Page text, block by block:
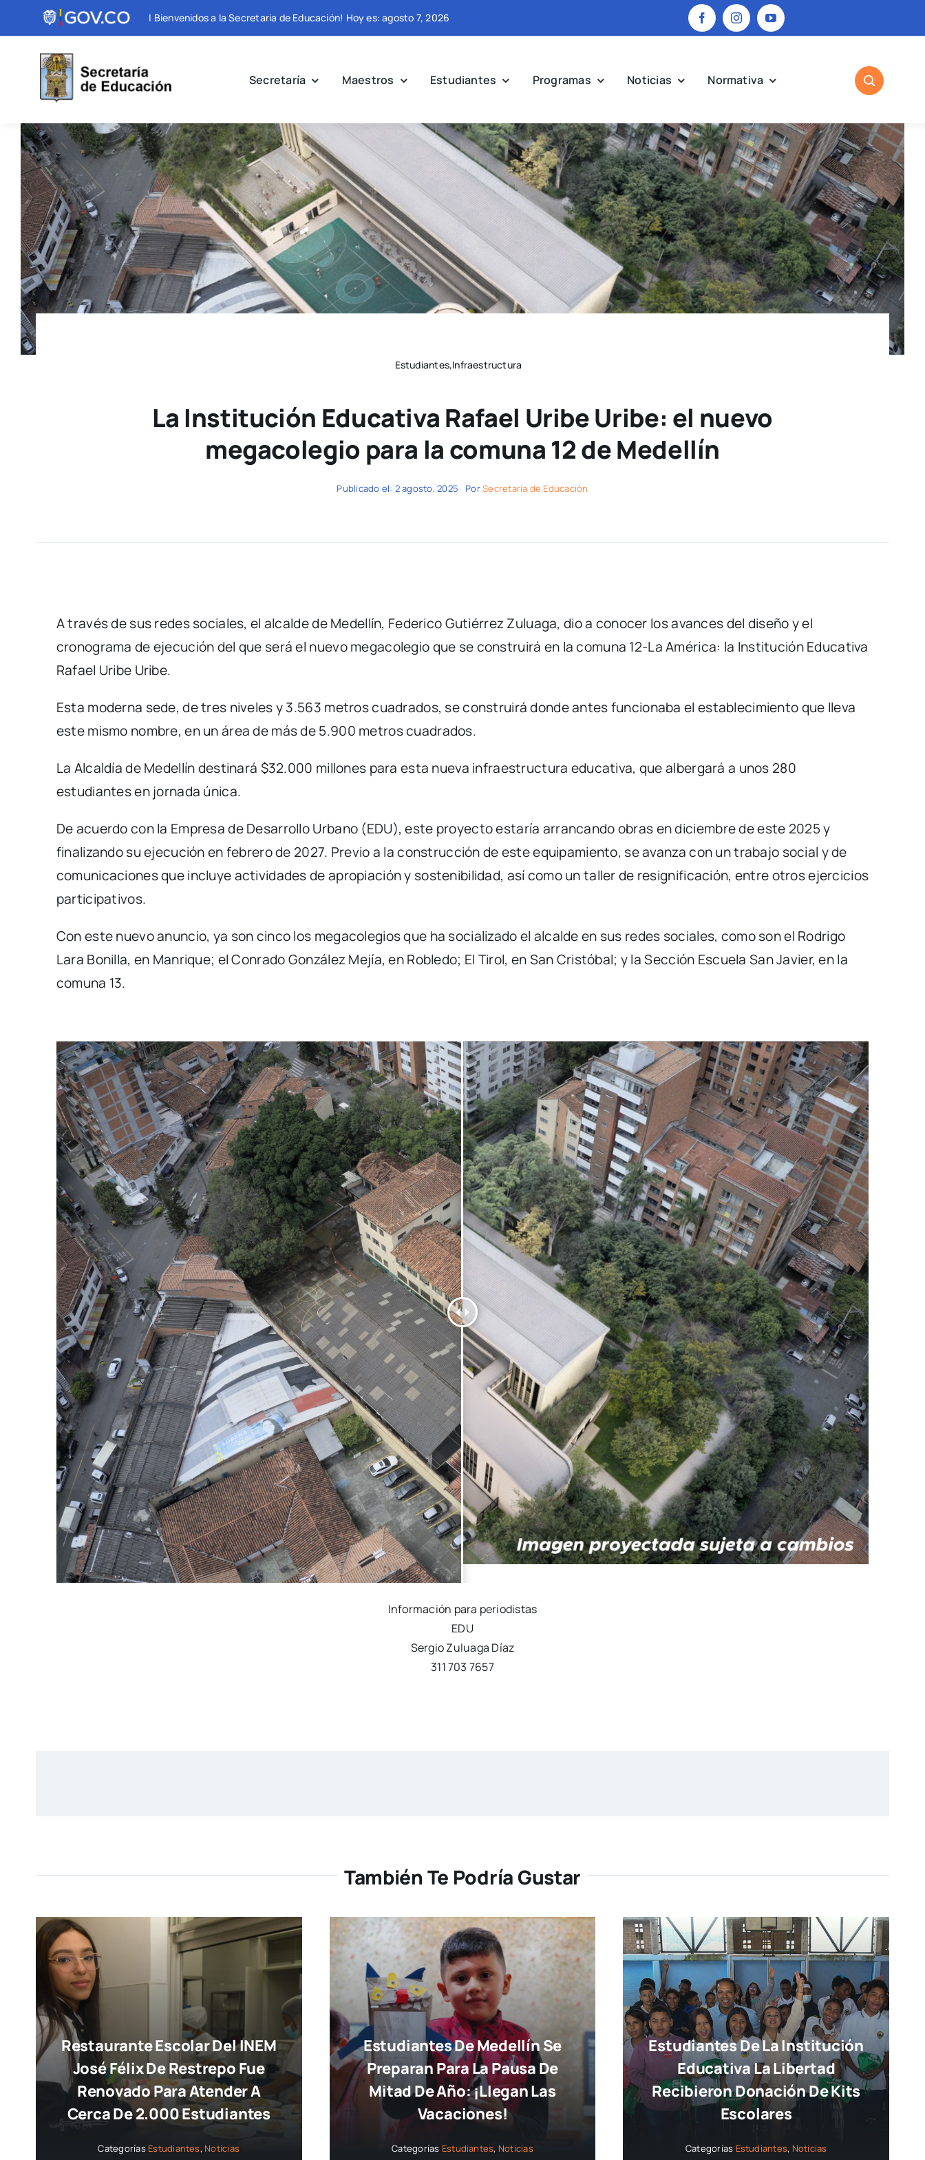
| Bienvenidos a la Secretaria de Educación! Hoy es: agosto 7, 2026
Secretaría Maestros Estudiantes Programas Noticias Normativa
Estudiantes,Infraestructura
La Institución Educativa Rafael Uribe Uribe: el nuevo
megacolegio para la comuna 12 de Medellín
Publicado el: 2 agosto, 2025 PorSecretaría de Educación
A través de sus redes sociales, el alcalde de Medellín, Federico Gutiérrez Zuluaga, dio a conocer los avances del diseño y el
cronograma de ejecución del que será el nuevo megacolegio que se construirá en la comuna 12-La América: la Institución Educativa
Rafael Uribe Uribe.
Esta moderna sede, de tres niveles y 3.563 metros cuadrados, se construirá donde antes funcionaba el establecimiento que lleva
este mismo nombre, en un área de más de 5.900 metros cuadrados.
La Alcaldía de Medellín destinará $32.000 millones para esta nueva infraestructura educativa, que albergará a unos 280
estudiantes en jornada única.
De acuerdo con la Empresa de Desarrollo Urbano (EDU), este proyecto estaría arrancando obras en diciembre de este 2025 y
finalizando su ejecución en febrero de 2027. Previo a la construcción de este equipamiento, se avanza con un trabajo social y de
comunicaciones que incluye actividades de apropiación y sostenibilidad, así como un taller de resignificación, entre otros ejercicios
participativos.
Con este nuevo anuncio, ya son cinco los megacolegios que ha socializado el alcalde en sus redes sociales, como son el Rodrigo
Lara Bonilla, en Manrique; el Conrado González Mejía, en Robledo; El Tirol, en San Cristóbal; y la Sección Escuela San Javier, en la
comuna 13.
Información para periodistas
EDU
Sergio Zuluaga Díaz
311 703 7657
También Te Podría Gustar
Restaurante Escolar Del INEM
José Félix De Restrepo Fue
Renovado Para Atender A
Cerca De 2.000 Estudiantes
Categorías Estudiantes, Noticias
Estudiantes De Medellín Se
Preparan Para La Pausa De
Mitad De Año: ¡llegan Las
Vacaciones!
Categorías Estudiantes, Noticias
Estudiantes De La Institución
Educativa La Libertad
Recibieron Donación De Kits
Escolares
Categorías Estudiantes, Noticias